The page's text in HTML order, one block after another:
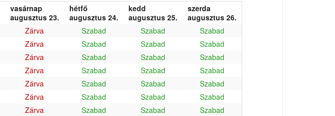
vasárnap
augusztus 23.
hétfő
augusztus 24.
kedd
augusztus 25.
szerda
augusztus 26.
Zárva Szabad Szabad
Szabad
Zárva Szabad Szabad
Szabad
Zárva Szabad Szabad
Szabad
Zárva Szabad Szabad
Szabad
Zárva Szabad Szabad
Szabad
Zárva Szabad Szabad
Szabad
Zárva Szabad Szabad
Szabad